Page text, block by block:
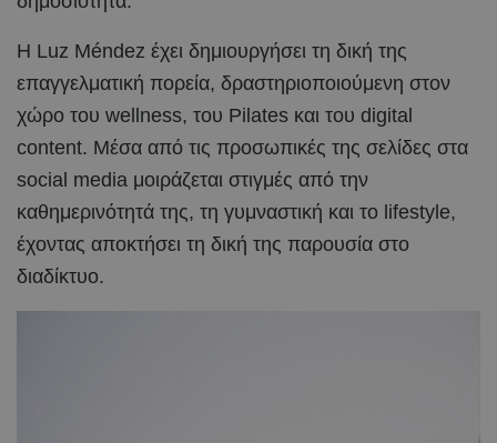
Η Luz Méndez έχει δημιουργήσει τη δική της
επαγγελματική πορεία, δραστηριοποιούμενη στον
χώρο του wellness, του Pilates και του digital
content. Μέσα από τις προσωπικές της σελίδες στα
social media μοιράζεται στιγμές από την
καθημερινότητά της, τη γυμναστική και το lifestyle,
έχοντας αποκτήσει τη δική της παρουσία στο
διαδίκτυο.